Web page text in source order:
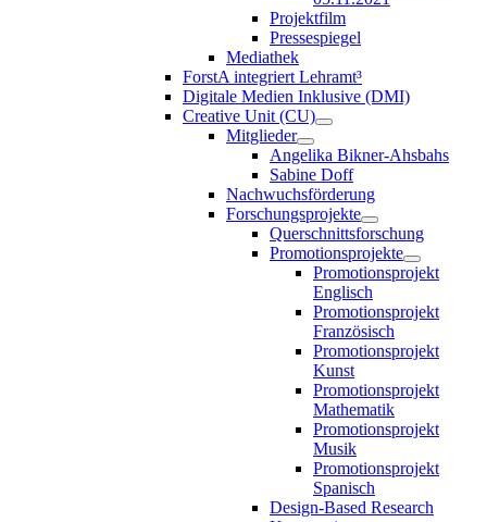
Projektfilm
Pressespiegel
Mediathek
ForstA integriert Lehramt³
Digitale Medien Inklusive (DMI)
Creative Unit (CU)
Mitglieder
Angelika Bikner-Ahsbahs
Sabine Doff
Nachwuchsförderung
Forschungsprojekte
Querschnittsforschung
Promotionsprojekte
Promotionsprojekt
Englisch
Promotionsprojekt
Französisch
Promotionsprojekt
Kunst
Promotionsprojekt
Mathematik
Promotionsprojekt
Musik
Promotionsprojekt
Spanisch
Design-Based Research